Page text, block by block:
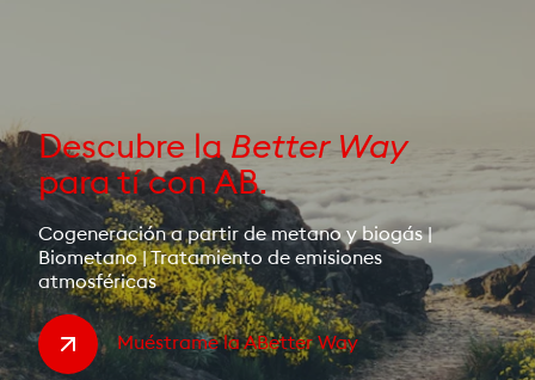
Descubre laBetter Way
para tí con AB.
Cogeneración a partir de metano y biogás |
Biometano | Tratamiento de emisiones
atmosféricas
Muéstrame la ABetter Way